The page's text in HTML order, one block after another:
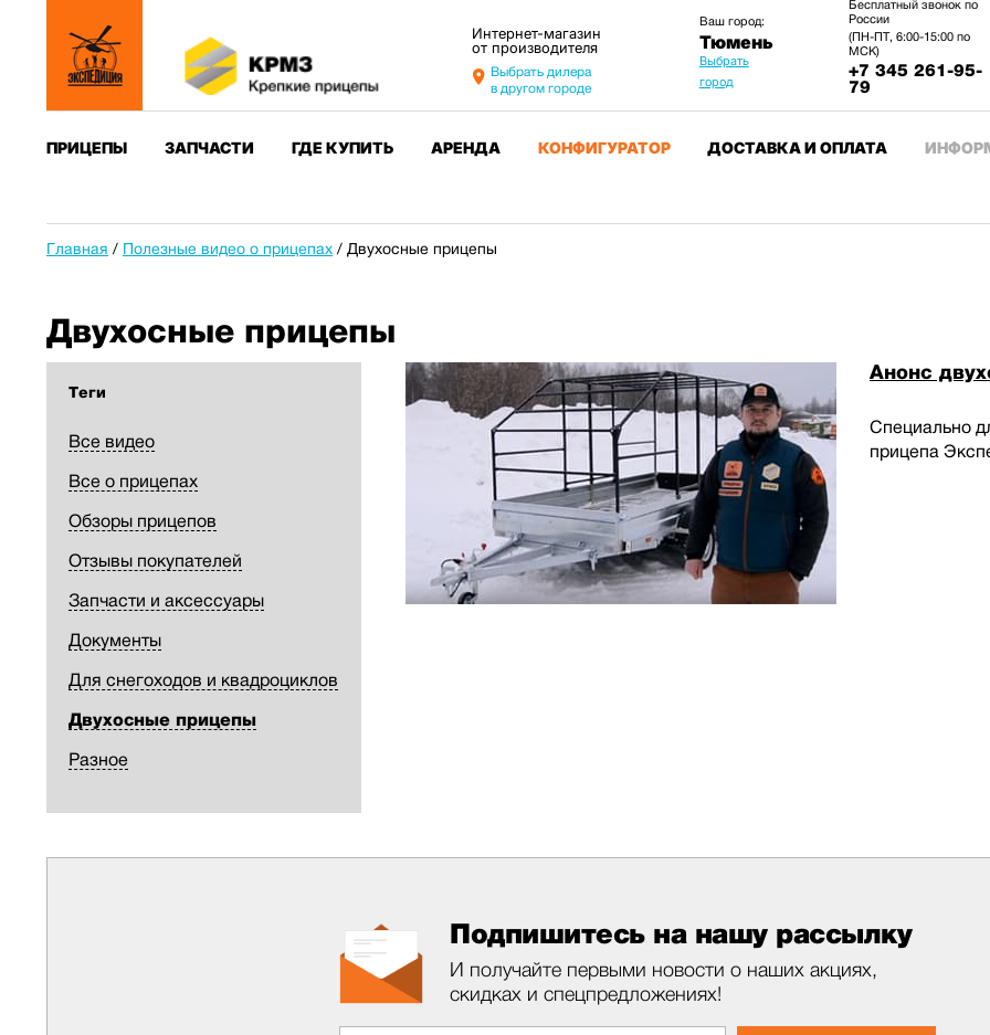
Интернет-магазин
от производителя
Выбрать дилера
в другом городе
Ваш город:
Тюмень
Выбрать
город
Бесплатный звонок по
России
(ПН-ПТ, 6:00-15:00 по
МСК)
+7 345 261-95-
79
ПРИЦЕПЫ ЗАПЧАСТИ ГДЕ КУПИТЬ АРЕНДА КОНФИГУРАТОР ДОСТАВКА И ОПЛАТА
Главная / Полезные видео о прицепах / Двухосные прицепы
Двухосные прицепы
Теги
Все видео
Все о прицепах
Обзоры прицепов
Отзывы покупателей
Запчасти и аксессуары
Документы
Для снегоходов и квадроциклов
Двухосные прицепы
Разное
Анонс
Специально
прицепа
Подпишитесь на нашу рассылку
И получайте первыми новости о наших акциях,
скидках и спецпредложениях!